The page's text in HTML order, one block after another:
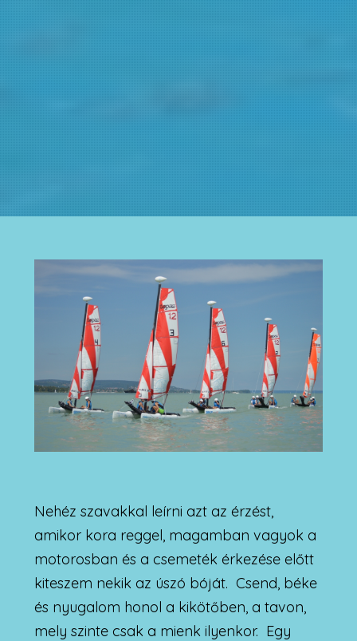
Nehéz szavakkal leírni azt az érzést,
amikor kora reggel, magamban vagyok a
motorosban és a csemeték érkezése előtt
kiteszem nekik az úszó bóját. Csend, béke
és nyugalom honol a kikötőben, a tavon,
mely szinte csak a mienk ilyenkor. Egy